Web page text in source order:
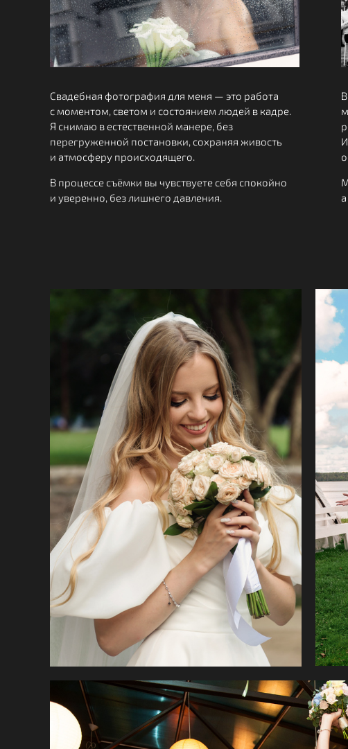
Свадебная фотография для меня — это работа
с моментом, светом и состоянием людей в кадре.
Я снимаю в естественной манере, без
перегруженной постановки, сохраняя живость
и атмосферу происходящего.
В процессе съёмки вы чувствуете себя спокойно
и уверенно, без лишнего давления.